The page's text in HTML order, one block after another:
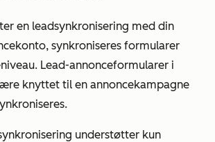
en leadsynkronisering med din
synkroniseres formularer
Lead-annonceformularer i
knyttet til en annoncekampagne
understøtter kun